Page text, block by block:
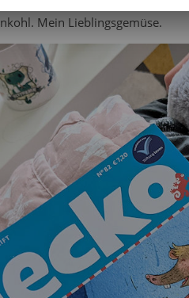
Mein Lieblingsgemüse.